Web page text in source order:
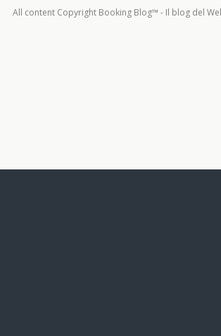
All content Copyright Booking Blog™ - Il blog del